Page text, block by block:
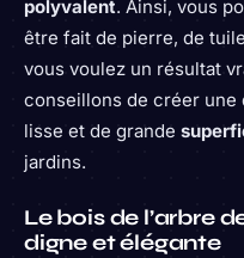
polyvalent. Ainsi, vous
être fait de pierre, de
vous voulez un résultat
conseillons de créer une
lisse et de grande
jardins.
Le bois de l’arbre
digne et élégante